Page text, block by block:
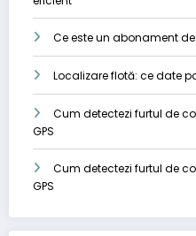
Ce este un abonament
Localizare flotă: ce date
Cum detectezi furtul de
GPS
Cum detectezi furtul de
GPS